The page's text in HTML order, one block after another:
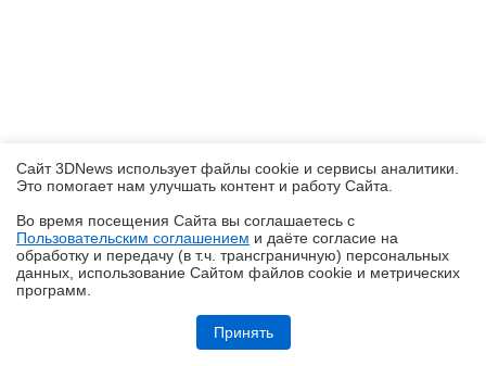
Обзор складного смартфона HONOR Magic V6: избавление от
Сайт 3DNews использует файлы cookie и сервисы аналитики.
Это помогает нам улучшать контент и работу Cайта.
Во время посещения Cайта вы соглашаетесь с
Пользовательским соглашением и даёте согласие на
обработку и передачу (в т.ч. трансграничную) персональных
данных, использование Cайтом файлов cookie и метрических
программ.
Принять